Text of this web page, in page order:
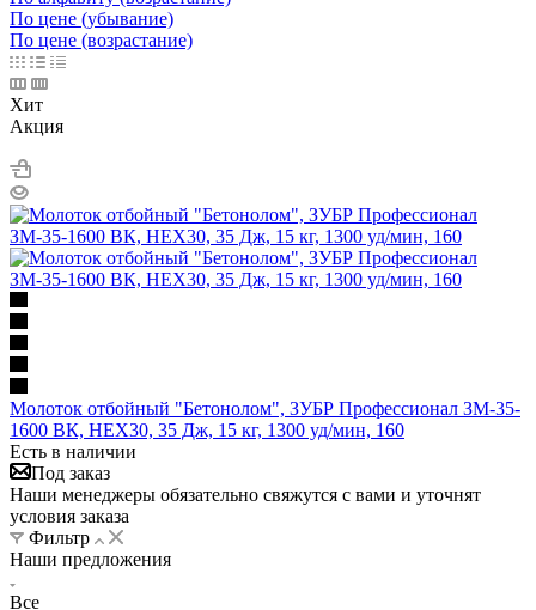
По цене (убывание)
По цене (возрастание)
Хит
Акция
Молоток отбойный "Бетонолом", ЗУБР Профессионал ЗМ-35-
1600 ВК, HEX30, 35 Дж, 15 кг, 1300 уд/мин, 160
Есть в наличии
Под заказ
Наши менеджеры обязательно свяжутся с вами и уточнят
условия заказа
Фильтр
Наши предложения
Все